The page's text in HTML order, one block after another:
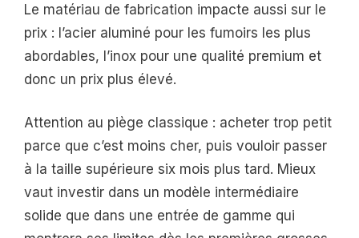
Le matériau de fabrication impacte aussi sur le
prix : l’acier aluminé pour les fumoirs les plus
abordables, l’inox pour une qualité premium et
donc un prix plus élevé.
Attention au piège classique : acheter trop petit
parce que c’est moins cher, puis vouloir passer
à la taille supérieure six mois plus tard. Mieux
vaut investir dans un modèle intermédiaire
solide que dans une entrée de gamme qui